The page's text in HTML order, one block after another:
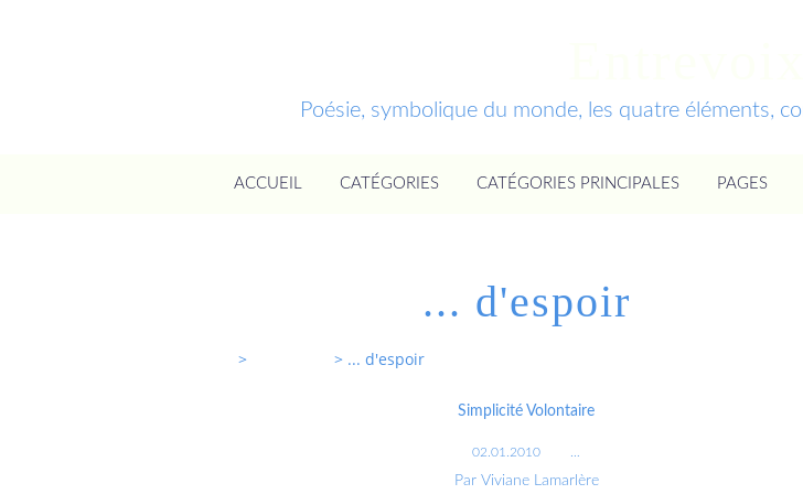
Poésie, symbolique du monde, les quatre éléments,
ACCUEIL CATÉGORIES CATÉGORIES PRINCIPALES PAGES
... d'espoir
> > ... d'espoir
Simplicité Volontaire
02.01.2010
Par Viviane Lamarlère